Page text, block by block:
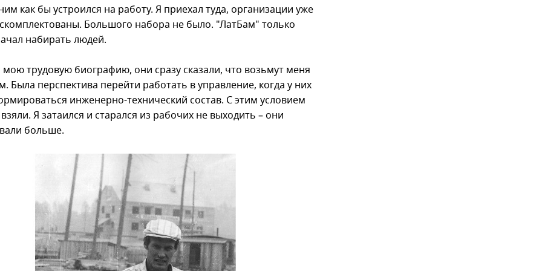
как бы устроился на работу. Я приехал туда, организации уже
Большого набора не было. "ЛатБам" только
набирать людей.
трудовую биографию, они сразу сказали, что возьмут меня
Была перспектива перейти работать в управление, когда у них
инженерно-технический состав. С этим условием
Я затаился и старался из рабочих не выходить – они
больше.